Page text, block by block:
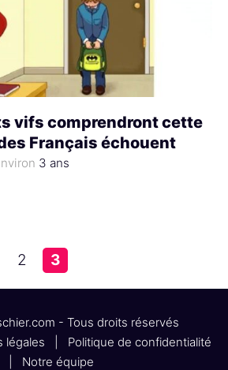
vifs comprendront cette
Français échouent
3 ans
2 3
- Tous droits réservés
légales
Politique de confidentialité
Notre équipe